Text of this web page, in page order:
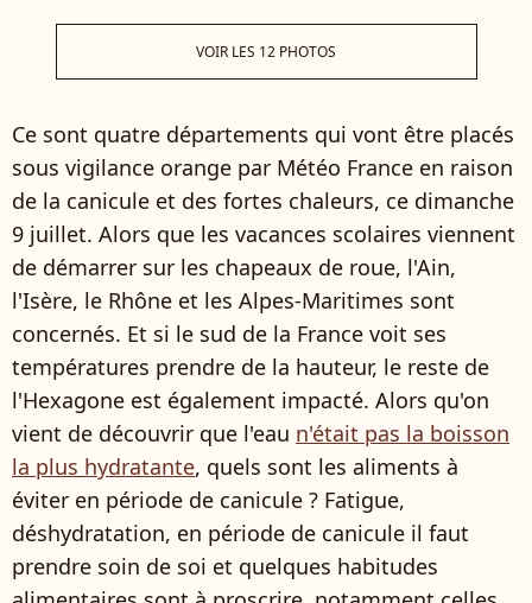
VOIR LES 12 PHOTOS
Ce sont quatre départements qui vont être placés
sous vigilance orange par Météo France en raison
de la canicule et des fortes chaleurs, ce dimanche
9 juillet. Alors que les vacances scolaires viennent
de démarrer sur les chapeaux de roue, l'Ain,
l'Isère, le Rhône et les Alpes-Maritimes sont
concernés. Et si le sud de la France voit ses
températures prendre de la hauteur, le reste de
l'Hexagone est également impacté. Alors qu'on
vient de découvrir que l'eau n'était pas la boisson
la plus hydratante, quels sont les aliments à
éviter en période de canicule ? Fatigue,
déshydratation, en période de canicule il faut
prendre soin de soi et quelques habitudes